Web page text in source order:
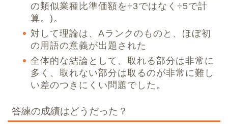
の類似業種比準価額を÷3ではなく÷5で計
算。)。
対して理論は、Aランクのものと、ほぼ初
の用語の意義が出題された
全体的な結論として、取れる部分は非常に
多く、取れない部分は取るのが非常に難し
い差のつきにくい問題でした。
答練の成績はどうだった？